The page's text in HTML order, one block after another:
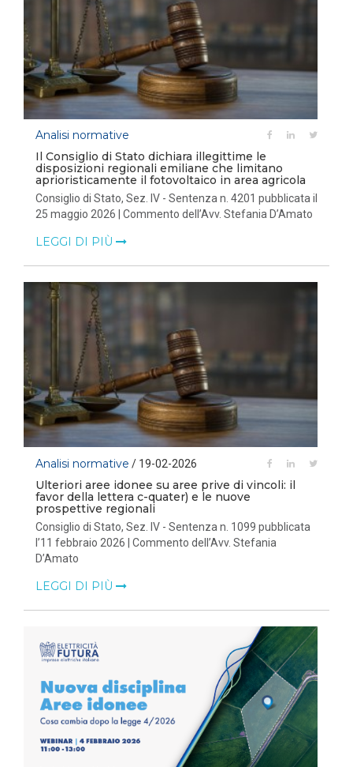
Analisi normative
Il Consiglio di Stato dichiara illegittime le
disposizioni regionali emiliane che limitano
aprioristicamente il fotovoltaico in area agricola
Consiglio di Stato, Sez. IV - Sentenza n. 4201 pubblicata il
25 maggio 2026 | Commento dell’Avv. Stefania D’Amato
LEGGI DI PIÙ
Analisi normative / 19-02-2026
Ulteriori aree idonee su aree prive di vincoli: il
favor della lettera c-quater) e le nuove
prospettive regionali
Consiglio di Stato, Sez. IV - Sentenza n. 1099 pubblicata
l’11 febbraio 2026 | Commento dell’Avv. Stefania
D’Amato
LEGGI DI PIÙ